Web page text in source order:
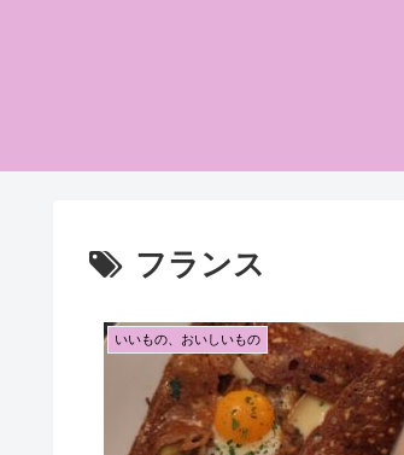
フランス
いいもの、おいしいもの